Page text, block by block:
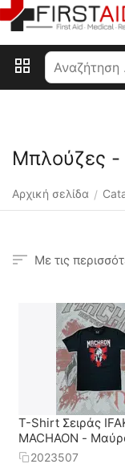
Μπλούζες -
Αρχική σελίδα /
Με τις
T-Shirt Σειράς
MACHAON -
2023507